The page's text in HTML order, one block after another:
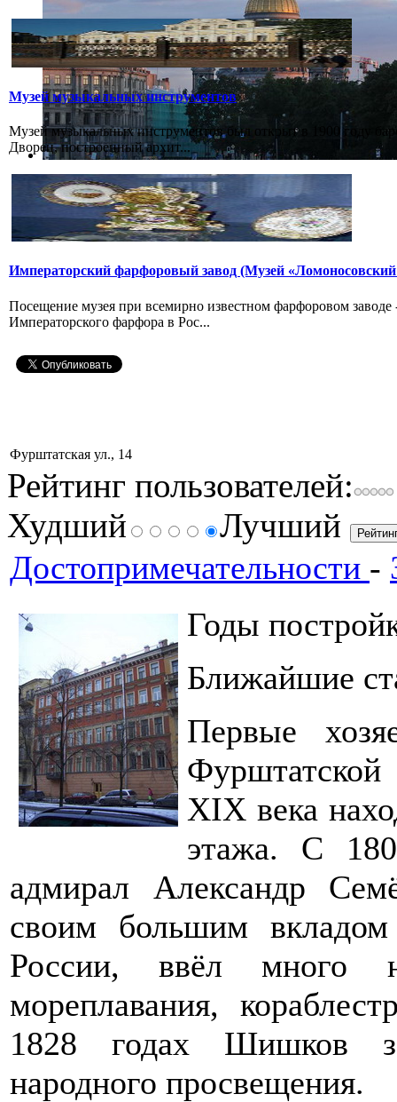
Музей музыкальных инструментов
Музей музыкальных инструментов был открыт в 1900 году
Дворец, построенный архит...
Императорский фарфоровый завод (Музей
Посещение музея при всемирно известном фарфоровом
Императорского фарфора в Рос...
Фурштатская ул., 14
Рейтинг пользователей:
Худший
Лучший
Достопримечательности -
Годы
Ближайшие
Первые
XIX века
этажа. С
адмирал Александр
своим большим
России, ввёл много
мореплавания,
1828 годах Шишков
народного просвещения.